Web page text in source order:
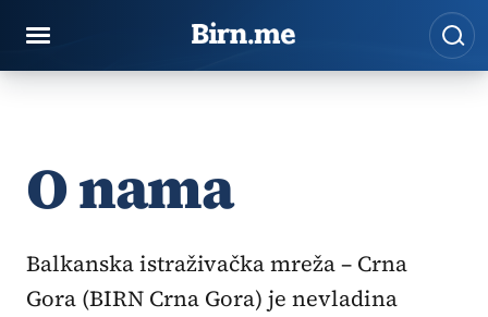
O nama
Balkanska istraživačka mreža – Crna
Gora (BIRN Crna Gora) je nevladina